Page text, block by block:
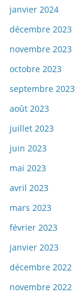
janvier 2024
décembre 2023
novembre 2023
octobre 2023
septembre 2023
août 2023
juillet 2023
juin 2023
mai 2023
avril 2023
mars 2023
février 2023
janvier 2023
décembre 2022
novembre 2022